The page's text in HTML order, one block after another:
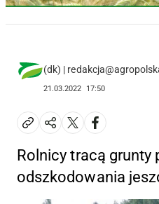
(dk) |
21.03.2022 17:50
Rolnicy tracą grunty
odszkodowania